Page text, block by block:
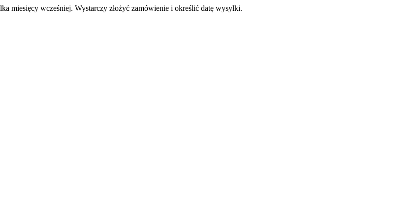
miesięcy wcześniej. Wystarczy złożyć zamówienie i określić datę wysyłki.